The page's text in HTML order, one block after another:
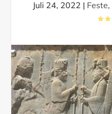
Juli 24, 2022 | Feste,